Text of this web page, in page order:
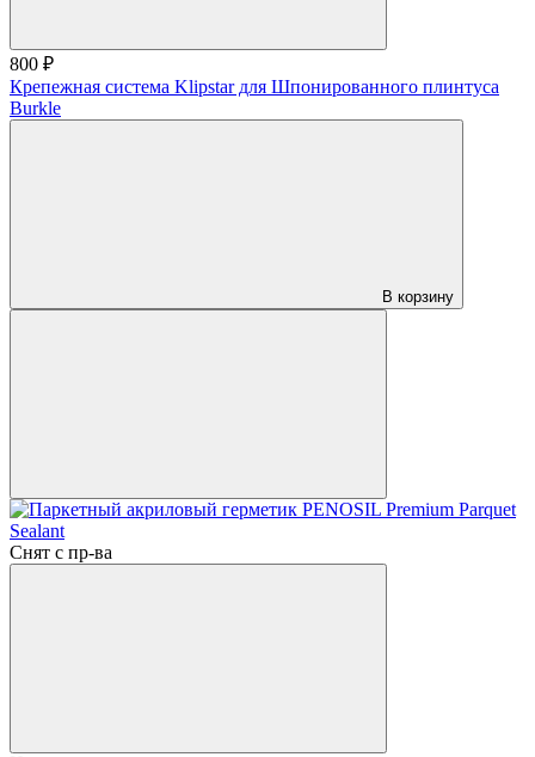
800 ₽
Крепежная система Klipstar для Шпонированного плинтуса
Burkle
В корзину
Снят с пр-ва